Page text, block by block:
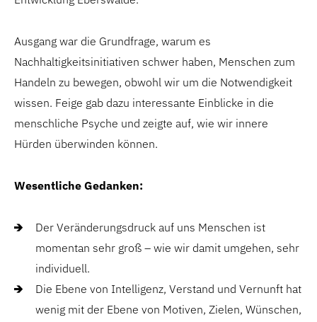
Ausgang war die Grundfrage, warum es
Nachhaltigkeitsinitiativen schwer haben, Menschen zum
Handeln zu bewegen, obwohl wir um die Notwendigkeit
wissen. Feige gab dazu interessante Einblicke in die
menschliche Psyche und zeigte auf, wie wir innere
Hürden überwinden können.
Wesentliche Gedanken:
Der Veränderungsdruck auf uns Menschen ist
momentan sehr groß – wie wir damit umgehen, sehr
individuell.
Die Ebene von Intelligenz, Verstand und Vernunft hat
wenig mit der Ebene von Motiven, Zielen, Wünschen,